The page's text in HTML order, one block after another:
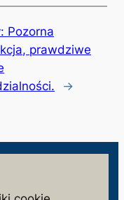
Pozorna
prawdziwe
→